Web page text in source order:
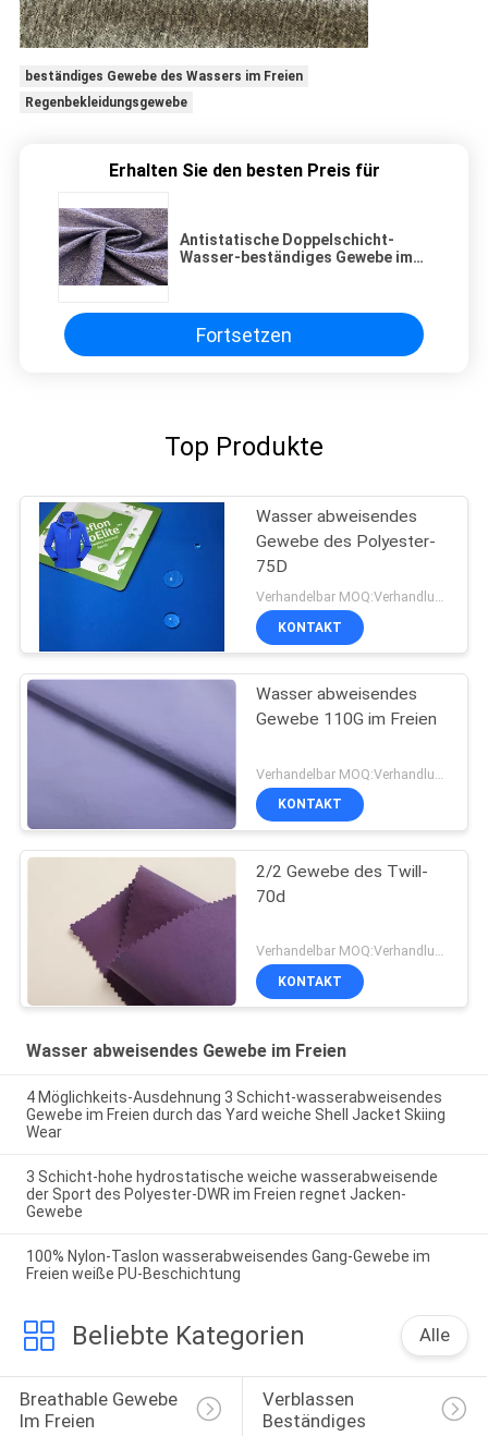
beständiges Gewebe des Wassers im Freien
Regenbekleidungsgewebe
Erhalten Sie den besten Preis für
Antistatische Doppelschicht-
Wasser-beständiges Gewebe im
Fortsetzen
Top Produkte
Wasser abweisendes
Gewebe des Polyester-
75D
KONTAKT
Wasser abweisendes
Gewebe 110G im Freien
KONTAKT
2/2 Gewebe des Twill-
70d
Verhandelbar MOQ:Verhandlung
KONTAKT
Wasser abweisendes Gewebe im Freien
4 Möglichkeits-Ausdehnung 3 Schicht-wasserabweisendes
Gewebe im Freien durch das Yard weiche Shell Jacket Skiing
Wear
3 Schicht-hohe hydrostatische weiche wasserabweisende
der Sport des Polyester-DWR im Freien regnet Jacken-
Gewebe
100% Nylon-Taslon wasserabweisendes Gang-Gewebe im
Freien weiße PU-Beschichtung
Beliebte Kategorien Alle
Breathable Gewebe
Im Freien
Verblassen
Beständiges